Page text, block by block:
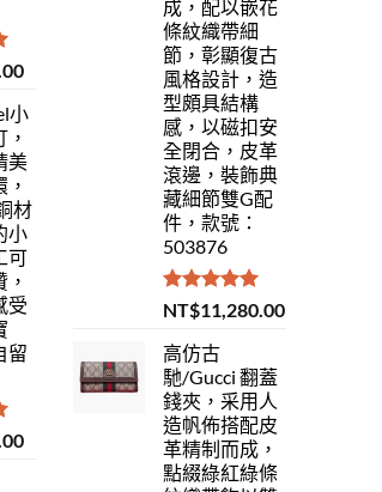
小
美
材
小
可
受
留
成，配以嵌花
條紋織帶細
節，彰顯復古
風格設計，造
型頗具結構
感，以磁扣安
全閉合，皮革
滾邊，裝飾典
藏細節雙G配
件，款號：
503876
評分5.00
滿分 5
NT$11,280.00
高仿古
馳/Gucci 翻蓋
錢夾，采用人
造帆佈搭配皮
革精制而成，
點綴綠紅綠條